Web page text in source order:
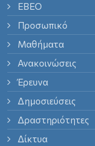
ΕΒΕΟ
Προσωπικό
Μαθήματα
Ανακοινώσεις
Έρευνα
Δημοσιεύσεις
Δραστηριότητες
Δίκτυα